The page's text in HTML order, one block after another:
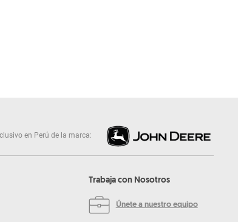
en Perú de la marca:
Trabaja con Nosotros
Únete a nuestro equipo